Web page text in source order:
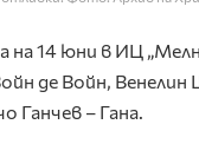
14 юни в ИЦ
де Войн,
Ганчев – Гана.